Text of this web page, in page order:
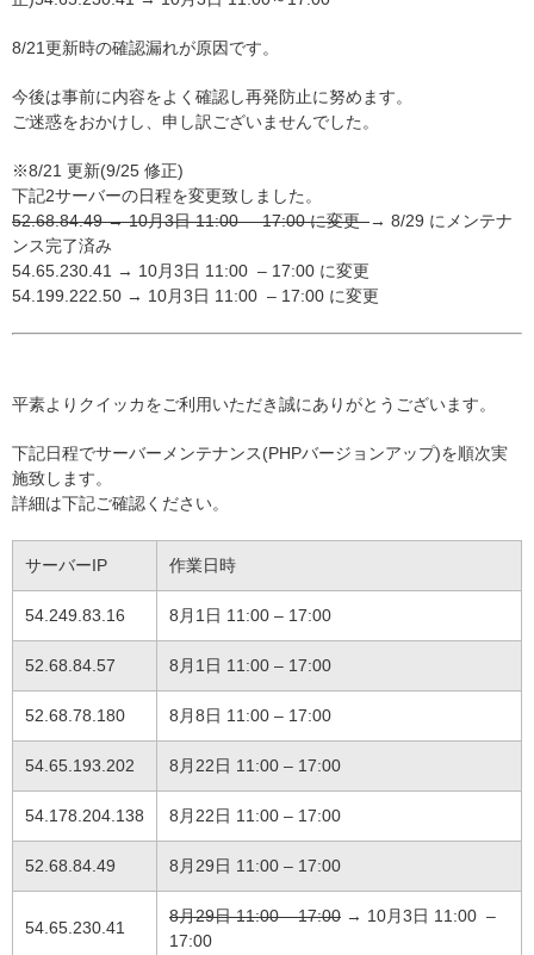
8/21更新時の確認漏れが原因です。
今後は事前に内容をよく確認し再発防止に努めます。
ご迷惑をおかけし、申し訳ございませんでした。
※8/21 更新(9/25 修正)
下記2サーバーの日程を変更致しました。
52.68.84.49 → 10月3日 11:00 – 17:00 に変更→ 8/29 にメンテナ
ンス完了済み
54.65.230.41 → 10月3日 11:00 – 17:00 に変更
54.199.222.50 → 10月3日 11:00 – 17:00 に変更
平素よりクイッカをご利用いただき誠にありがとうございます。
下記日程でサーバーメンテナンス(PHPバージョンアップ)を順次実
施致します。
詳細は下記ご確認ください。
サーバーIP 作業日時
54.249.83.16 8月1日 11:00 – 17:00
52.68.84.57 8月1日 11:00 – 17:00
52.68.78.180 8月8日 11:00 – 17:00
54.65.193.202 8月22日 11:00 – 17:00
54.178.204.138 8月22日 11:00 – 17:00
52.68.84.49 8月29日 11:00 – 17:00
54.65.230.41
8月29日 11:00 – 17:00 → 10月3日 11:00 –
17:00